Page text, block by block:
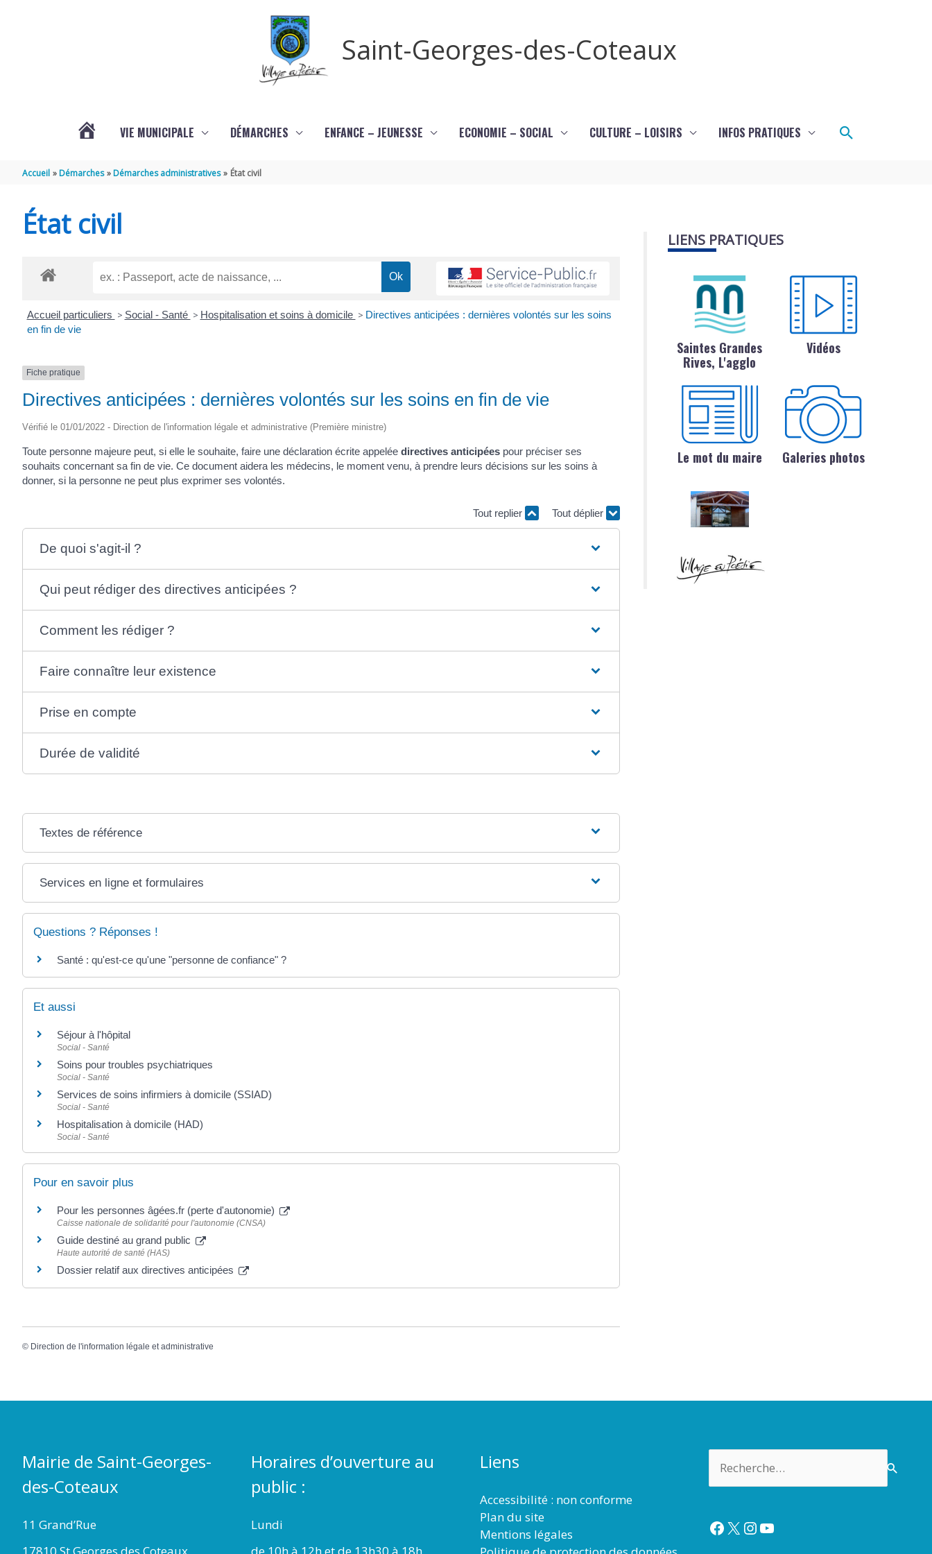
Saint-Georges-des-Coteaux
VIE MUNICIPALE DÉMARCHES ENFANCE – JEUNESSE ECONOMIE – SOCIAL CULTURE – LOISIRS INFOS PRATIQUES Rechercher
Accueil Démarches Démarches administratives État civil
État civil
Accueil particuliers > Social - Santé > Hospitalisation et soins à domicile > Directives anticipées : dernières volontés sur les soins
en fin de vie
Fiche pratique
Directives anticipées : dernières volontés sur les soins en fin de vie
Vérifié le 01/01/2022 - Direction de l'information légale et administrative (Première ministre)
Toute personne majeure peut, si elle le souhaite, faire une déclaration écrite appelée directives anticipées pour préciser ses
souhaits concernant sa fin de vie. Ce document aidera les médecins, le moment venu, à prendre leurs décisions sur les soins à
donner, si la personne ne peut plus exprimer ses volontés.
Tout replier Tout déplier
De quoi s'agit-il ?
Qui peut rédiger des directives anticipées ?
Comment les rédiger ?
Faire connaître leur existence
Prise en compte
Durée de validité
Textes de référence
Services en ligne et formulaires
Questions ? Réponses !
Santé : qu'est-ce qu'une "personne de confiance" ?
Et aussi
Séjour à l'hôpital
Social - Santé
Soins pour troubles psychiatriques
Social - Santé
Services de soins infirmiers à domicile (SSIAD)
Social - Santé
Hospitalisation à domicile (HAD)
Social - Santé
Pour en savoir plus
Pour les personnes âgées.fr (perte d'autonomie)
Caisse nationale de solidarité pour l'autonomie (CNSA)
Guide destiné au grand public
Haute autorité de santé (HAS)
Dossier relatif aux directives anticipées
© Direction de l'information légale et administrative
LIENS PRATIQUES
Saintes Grandes
Rives, L'agglo
Vidéos
Le mot du maire Galeries photos
Mairie de Saint-Georges-
des-Coteaux
11 Grand’Rue
17810 St Georges des Coteaux
Horaires d’ouverture au
public :
Lundi
de 10h à 12h et de 13h30 à 18h
Liens
Accessibilité : non conforme
Plan du site
Mentions légales
Facebook
X Instagram
YouTube